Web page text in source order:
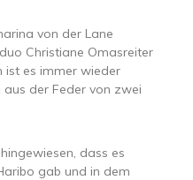
von der Lane
Christiane Omasreiter
ist es immer wieder
der Feder von zwei
dass es
gab und in dem